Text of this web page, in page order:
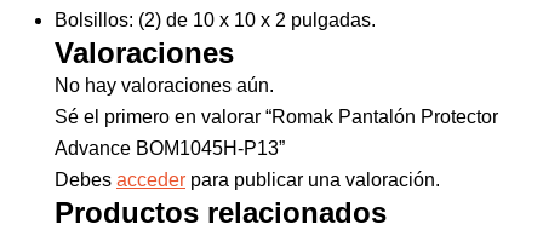
Bolsillos: (2) de 10 x 10 x 2 pulgadas.
Valoraciones
No hay valoraciones aún.
Sé el primero en valorar “Romak Pantalón Protector
Advance BOM1045H-P13”
Debes acceder para publicar una valoración.
Productos relacionados